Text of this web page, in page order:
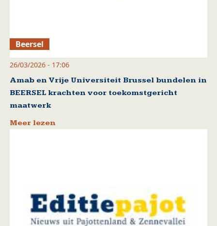
Beersel
26/03/2026 - 17:06
Amab en Vrije Universiteit Brussel bundelen in
BEERSEL krachten voor toekomstgericht
maatwerk
Meer lezen